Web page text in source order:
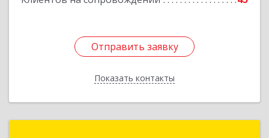
Отправить заявку
Показать контакты
Отправить заявку
Назад